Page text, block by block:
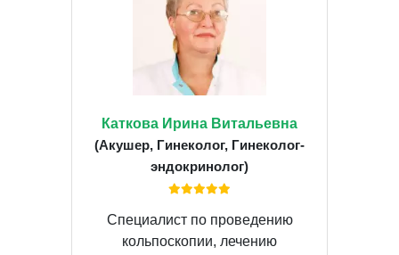
Каткова Ирина Витальевна
(Акушер, Гинеколог, Гинеколог-
эндокринолог)
Специалист по проведению
кольпоскопии, лечению